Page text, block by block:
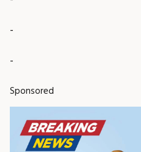
-
-
Sponsored